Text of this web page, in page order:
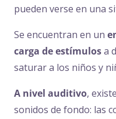
pueden verse en una
Se encuentran en un
carga de estímulosa
saturar a los niños y
A nivel auditivo,
sonidos de fondo: las